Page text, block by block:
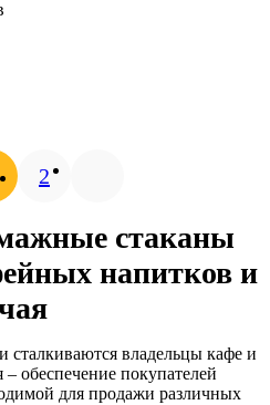
2
стаканы
напитков и
владельцы кафе и
обеспечение покупателей
для продажи различных